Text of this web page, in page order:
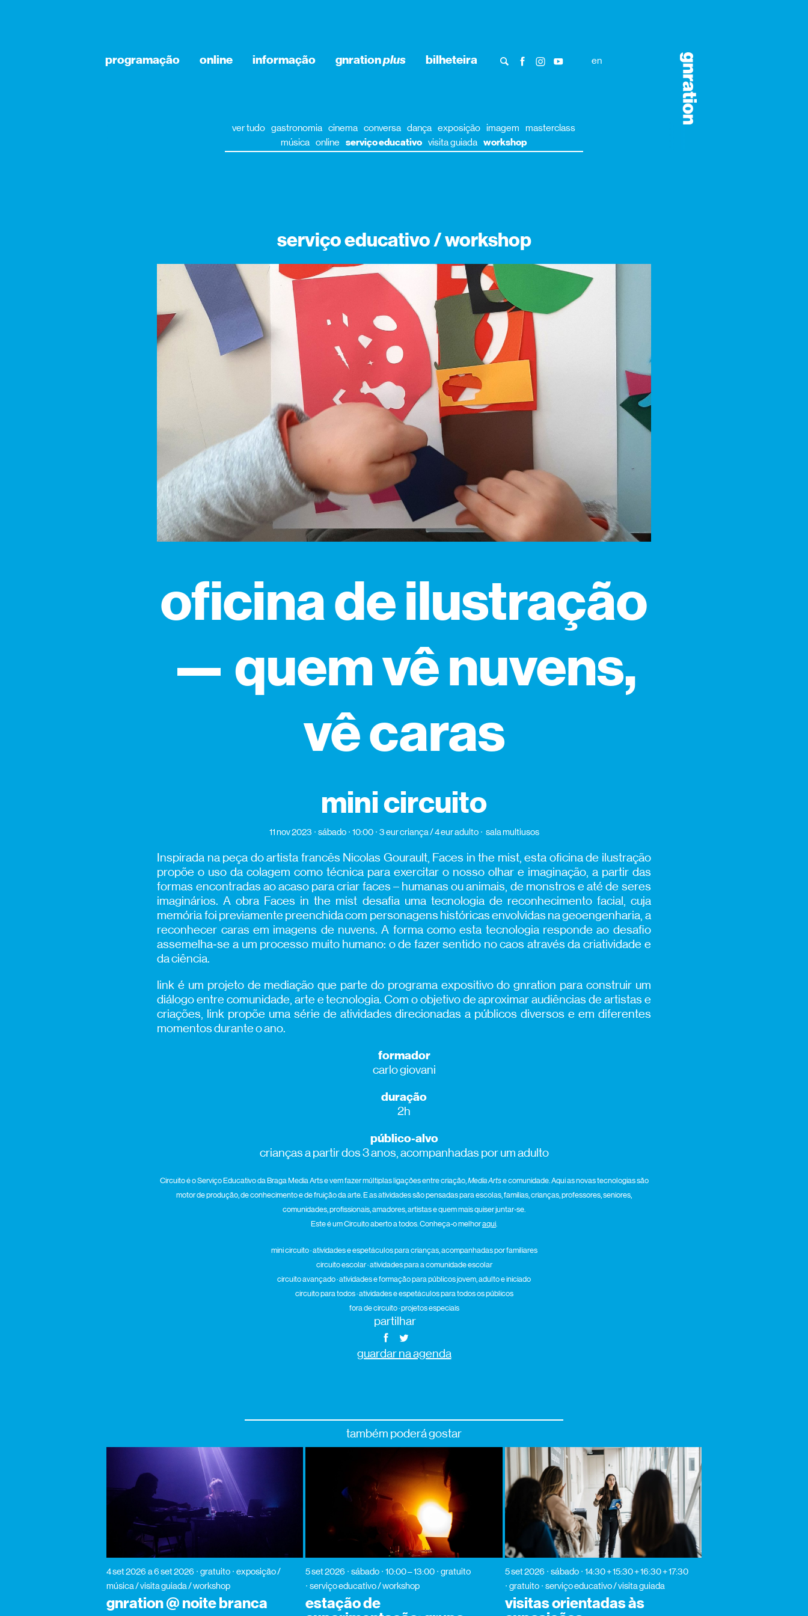
programação online informação gnrationplus bilheteira en
ver tudo gastronomia cinema conversa dança exposição imagem
masterclass
música online serviço educativo visita guiada workshop
serviço educativo / workshop
oficina de ilustração
— quem vê nuvens,
vê caras
mini circuito
11 nov 2023 sábado 10:00 3 eur criança / 4 eur adulto sala multiusos
Inspirada na peça do artista francês Nicolas Gourault, Faces in the mist, esta oficina de ilustração
propõe o uso da colagem como técnica para exercitar o nosso olhar e imaginação, a partir das
formas encontradas ao acaso para criar faces – humanas ou animais, de monstros e até de seres
imaginários. A obra Faces in the mist desafia uma tecnologia de reconhecimento facial, cuja
memória foi previamente preenchida com personagens históricas envolvidas na geoengenharia, a
reconhecer caras em imagens de nuvens. A forma como esta tecnologia responde ao desafio
assemelha‑se a um processo muito humano: o de fazer sentido no caos através da criatividade e
da ciência.
link é um projeto de mediação que parte do programa expositivo do gnration para construir um
diálogo entre comunidade, arte e tecnologia. Com o objetivo de aproximar audiências de artistas e
criações, link propõe uma série de atividades direcionadas a públicos diversos e em diferentes
momentos durante o ano.
formador
carlo giovani
duração
2h
público‑alvo
crianças a partir dos 3 anos, acompanhadas por um adulto
Circuito é o Serviço Educativo da Braga Media Arts e vem fazer múltiplas ligações entre criação,Media Artse comunidade. Aqui as novas tecnologias são
motor de produção, de conhecimento e de fruição da arte. E as atividades são pensadas para escolas, famílias, crianças, professores, seniores,
comunidades, profissionais, amadores, artistas e quem mais quiser juntar-se.
Este é um Circuito aberto a todos. Conheça-o melhoraqui.
mini circuito · atividades e espetáculos para crianças, acompanhadas por familiares
circuito escolar · atividades para a comunidade escolar
circuito avançado · atividades e formação para públicos jovem, adulto e iniciado
circuito para todos · atividades e espetáculos para todos os públicos
fora de circuito · projetos especiais
partilhar
guardar na agenda
também poderá gostar
4 set 2026a 6 set 2026 gratuito
exposição /
música / visita guiada / workshop
gnration @ noite branca
5 set 2026 sábado 10:00 – 13:00
gratuito
serviço educativo / workshop
estação de
5 set 2026 sábado
14:30 + 15:30 + 16:30 + 17:30
gratuito
serviço educativo / visita guiada
visitas orientadas às